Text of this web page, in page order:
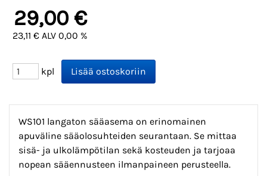
29,00 €
23,11 € ALV 0,00 %
kpl
WS101 langaton sääasema on erinomainen
apuväline sääolosuhteiden seurantaan. Se mittaa
sisä- ja ulkolämpötilan sekä kosteuden ja tarjoaa
nopean sääennusteen ilmanpaineen perusteella.